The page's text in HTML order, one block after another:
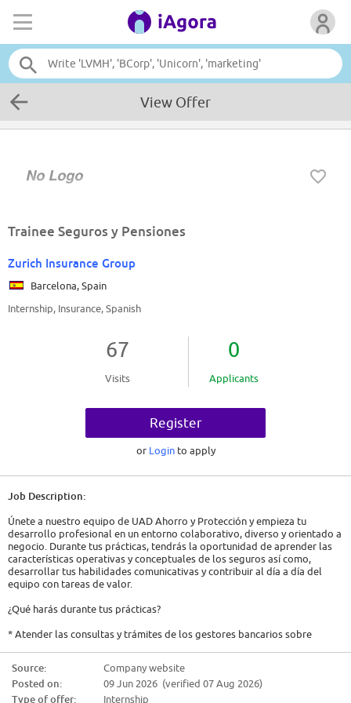
View Offer
Trainee Seguros y Pensiones
Zurich Insurance Group
Barcelona, Spain
Internship, Insurance, Spanish
67
Visits
0
Applicants
Register
or Login to apply
Job Description:
Únete a nuestro equipo de UAD Ahorro y Protección y empieza tu
desarrollo profesional en un entorno colaborativo, diverso y orientado a
negocio. Durante tus prácticas, tendrás la oportunidad de aprender las
características operativas y conceptuales de los seguros así como,
desarrollar tus habilidades comunicativas y contribuir al día a día del
equipo con tareas de valor.
¿Qué harás durante tus prácticas?
* Atender las consultas y trámites de los gestores bancarios sobre
* Contribuir en la mejora de procesos y servicio.
Source:
Company website
Posted on:
09 Jun 2026 (verified 07 Aug 2026)
Type of offer:
Internship